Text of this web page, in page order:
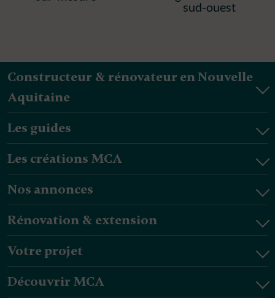
sud-ouest
Constructeur & rénovateur en Nouvelle
Aquitaine
Les guides
Les créations MCA
Nos annonces
Rénovation & extension
Votre projet
Découvrir MCA